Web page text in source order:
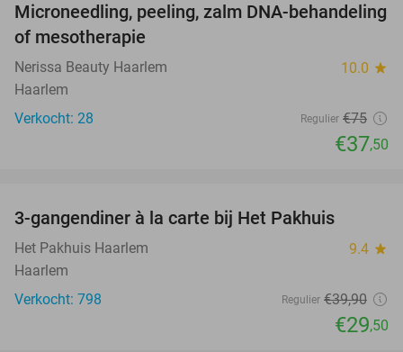
50%
Microneedling, peeling, zalm DNA-behandeling
of mesotherapie
Nerissa Beauty Haarlem 10.0 star
Haarlem
Verkocht: 28
Regulier €75
€37,50
3-gangendiner à la carte bij Het Pakhuis
Het Pakhuis Haarlem 9.4 star
Haarlem
Verkocht: 798
Regulier €39,90
€29,50